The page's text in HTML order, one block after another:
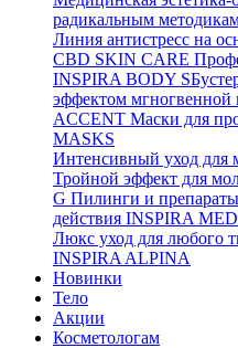
радикальным
Линия антистресс на
CBD SKIN CARE
INSPIRA BODY
эффектом мгногвенной
ACCENT Маски для
MASKS
Интенсивный уход для
Тройной эффект для
G Пилинги и
действия INSPIRA
Люкс уход для любого
INSPIRA ALPINA
Новинки
Тело
Акции
Косметологам